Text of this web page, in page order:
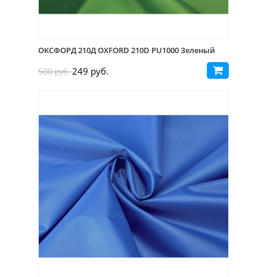
ОКСФОРД 210Д OXFORD 210D PU1000 Зеленый
500 руб.249 руб.